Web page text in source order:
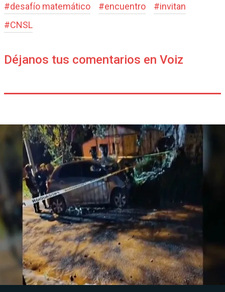
#desafío matemático #encuentro #invitan
#CNSL
Déjanos tus comentarios en Voiz